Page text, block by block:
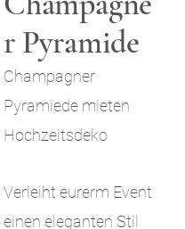
r Pyramide
Champagner
Pyramiede mieten
Hochzeitsdeko
Verleiht eurerm Event
einen eleganten Stil